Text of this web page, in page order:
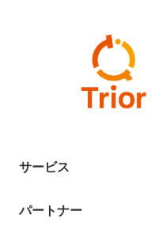
サービス
パートナー